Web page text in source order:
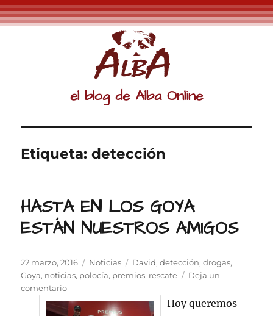
el blog de Alba Online
Etiqueta:detección
HASTA EN LOS GOYA
ESTÁN NUESTROS AMIGOS
Publicado
el
22 marzo, 2016 Categorías
Noticias Etiquetas
David,detección,drogas,
Goya, noticias, polocía, premios, rescate
Deja un
comentarioen
HASTA
EN
Hoy queremos